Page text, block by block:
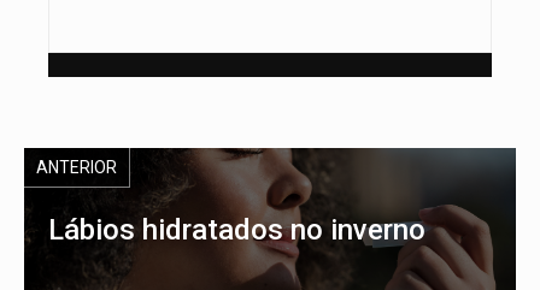
ANTERIOR
Lábios hidratados no inverno